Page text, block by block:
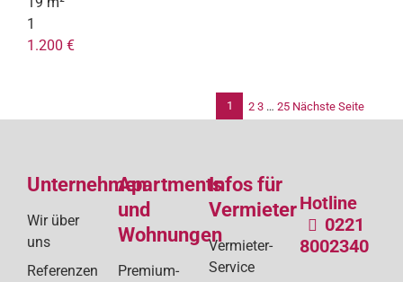
1
1.200 €
1 2 3 … 25 Nächste Seite
Unternehmen
Wir über
uns
Referenzen
Apartments
und
Wohnungen
Premium-
Infos für
Vermieter
Vermieter-
Service
Hotline
0221
8002340